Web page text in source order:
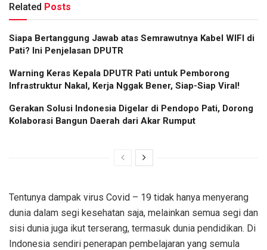
Related Posts
Siapa Bertanggung Jawab atas Semrawutnya Kabel WIFI di
Pati? Ini Penjelasan DPUTR
Warning Keras Kepala DPUTR Pati untuk Pemborong
Infrastruktur Nakal, Kerja Nggak Bener, Siap-Siap Viral!
Gerakan Solusi Indonesia Digelar di Pendopo Pati, Dorong
Kolaborasi Bangun Daerah dari Akar Rumput
Tentunya dampak virus Covid – 19 tidak hanya menyerang
dunia dalam segi kesehatan saja, melainkan semua segi dan
sisi dunia juga ikut terserang, termasuk dunia pendidikan. Di
Indonesia sendiri penerapan pembelajaran yang semula